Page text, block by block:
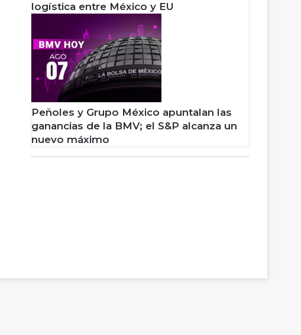
logística entre México y EU
Peñoles y Grupo México apuntalan las
ganancias de la BMV; el S&P alcanza un
nuevo máximo